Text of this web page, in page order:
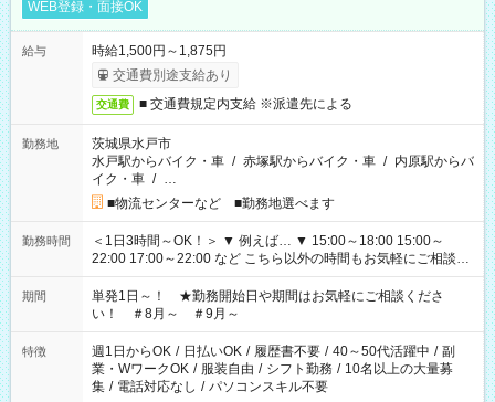
WEB登録・面接OK
給与
時給1,500円～1,875円
交通費別途支給あり
交通費 ■ 交通費規定内支給 ※派遣先による
勤務地
茨城県水戸市
水戸駅からバイク・車 / 赤塚駅からバイク・車 / 内原駅からバ
イク・車 / …
■物流センターなど ■勤務地選べます
勤務時間
＜1日3時間～OK！＞ ▼ 例えば… ▼ 15:00～18:00 15:00～
22:00 17:00～22:00 など こちら以外の時間もお気軽にご相談く
ださい！
期間
単発1日～！ ★勤務開始日や期間はお気軽にご相談くださ
い！ ＃8月～ ＃9月～
特徴 週1日からOK / 日払いOK / 履歴書不要 / 40～50代活躍中 / 副
業・WワークOK / 服装自由 / シフト勤務 / 10名以上の大量募
集 / 電話対応なし / パソコンスキル不要